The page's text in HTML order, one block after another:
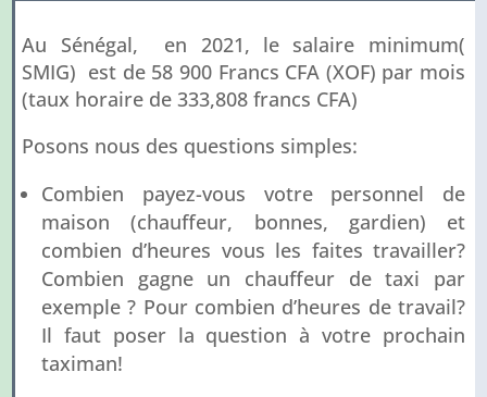
Au Sénégal, en 2021, le salaire minimum(
SMIG) est de 58 900 Francs CFA (XOF) par mois
(taux horaire de 333,808 francs CFA)
Posons nous des questions simples:
Combien payez-vous votre personnel de
maison (chauffeur, bonnes, gardien) et
combien d’heures vous les faites travailler?
Combien gagne un chauffeur de taxi par
exemple ? Pour combien d’heures de travail?
Il faut poser la question à votre prochain
taximan!